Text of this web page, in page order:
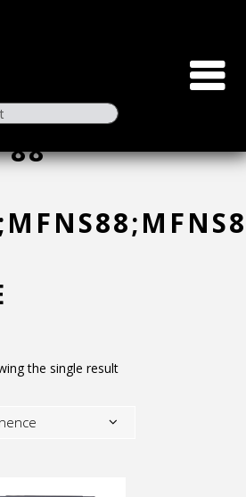
88
the single result